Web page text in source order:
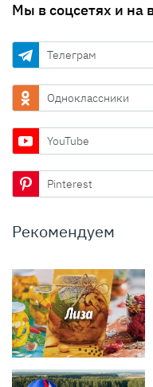
Мы в соцсетях и на
Телеграм
Одноклассники
YouTube
Pinterest
Рекомендуем